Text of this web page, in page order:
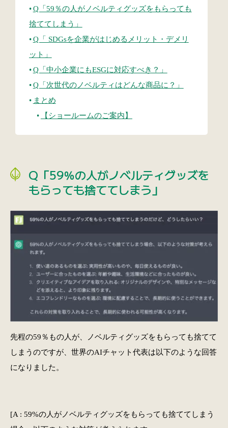
Q「59％の人がノベルティグッズをもらっても
捨ててしまう」
Q「 SDGsを企業がはじめるメリット・デメリ
ット」
Q「中小企業にもESGに対応すべき？」
Q「次世代のノベルティはどんな商品に？」
まとめ
【ショールームのご案内】
Q「59％の人がノベルティグッズを
もらっても捨ててしまう」
先程の59％もの人が、ノベルティグッズをもらっても捨てて
しまうのですが、世界のAIチャット代表は以下のような回答
になりました。
[A : 59%の人がノベルティグッズをもらっても捨ててしまう